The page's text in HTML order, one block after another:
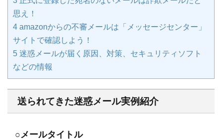
思え！
4 amazonからの不審メールは「メッセージセンター」
サイトで確認しよう！
5 迷惑メールが届く原因、対策、セキュリティソフト
などの情報
送られてきた迷惑メール実例紹介
○メールタイトル